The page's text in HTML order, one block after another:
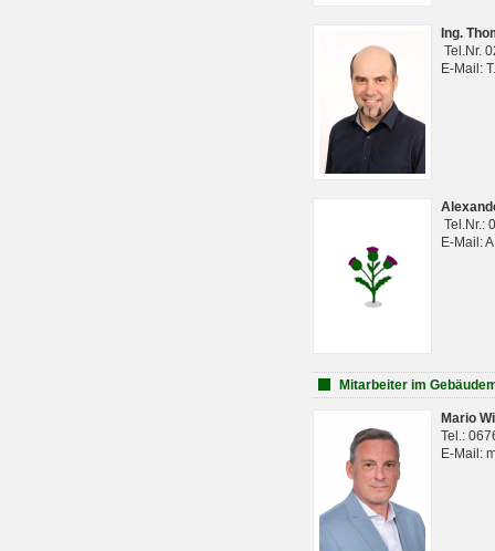
Ing.
Tel.Nr.
E-Mail:
Tel.Nr.:
E-Mail:
Mitarbeiter im
Mario
Tel.:
E-Mail: